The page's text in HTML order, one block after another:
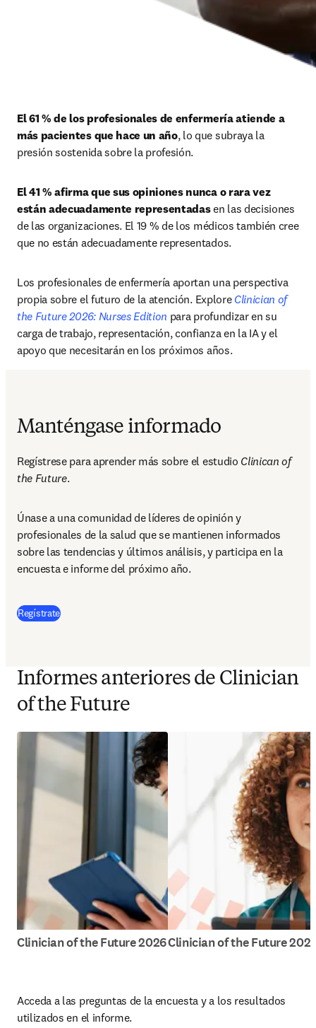
El 61 % de los profesionales de enfermería atiende a
más pacientes que hace un año, lo que subraya la
presión sostenida sobre la profesión.
El 41 % afirma que sus opiniones nunca o rara vez
están adecuadamente representadas en las decisiones
de las organizaciones. El 19 % de los médicos también cree
que no están adecuadamente representados.
Los profesionales de enfermería aportan una perspectiva
propia sobre el futuro de la atención. Explore Clinician of
the Future 2026: Nurses Edition para profundizar en su
carga de trabajo, representación, confianza en la IA y el
apoyo que necesitarán en los próximos años.
Manténgase informado
Regístrese para aprender más sobre el estudio Clinican of
the Future.
Únase a una comunidad de líderes de opinión y
profesionales de la salud que se mantienen informados
sobre las tendencias y últimos análisis, y participa en la
encuesta e informe del próximo año.
Regístrate
Informes anteriores de Clinician
of the Future
Clinician of the Future 2026Clinician of the Future
Acceda a las preguntas de la encuesta y a los resultados
utilizados en el informe.